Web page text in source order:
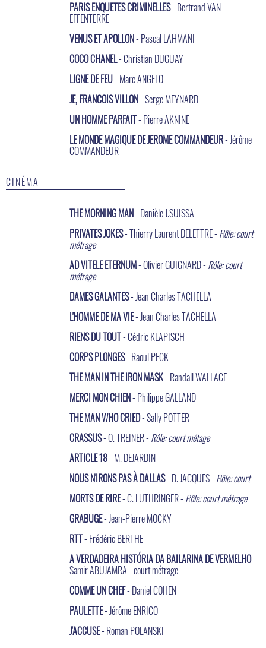
PARIS ENQUETES CRIMINELLES- Bertrand VAN
EFFENTERRE
VENUS ET APOLLON- Pascal LAHMANI
COCO CHANEL- Christian DUGUAY
LIGNE DE FEU- Marc ANGELO
JE, FRANCOIS VILLON- Serge MEYNARD
UN HOMME PARFAIT- Pierre AKNINE
LE MONDE MAGIQUE DE JEROME COMMANDEUR- Jérôme
COMMANDEUR
CINÉMA
THE MORNING MAN- Danièle J.SUISSA
PRIVATES JOKES- Thierry Laurent DELETTRE - Rôle: court
métrage
AD VITELE ETERNUM- Olivier GUIGNARD - Rôle: court
métrage
DAMES GALANTES- Jean Charles TACHELLA
L'HOMME DE MA VIE- Jean Charles TACHELLA
RIENS DU TOUT- Cédric KLAPISCH
CORPS PLONGES- Raoul PECK
THE MAN IN THE IRON MASK- Randall WALLACE
MERCI MON CHIEN- Philippe GALLAND
THE MAN WHO CRIED- Sally POTTER
CRASSUS- O. TREINER - Rôle: court métage
ARTICLE 18- M. DEJARDIN
NOUS N'IRONS PAS À DALLAS- D. JACQUES - Rôle: court
MORTS DE RIRE- C. LUTHRINGER - Rôle: court métrage
GRABUGE- Jean-Pierre MOCKY
RTT- Frédéric BERTHE
A VERDADEIRA HISTÓRIA DA BAILARINA DE VERMELHO-
Samir ABUJAMRA - court métrage
COMME UN CHEF- Daniel COHEN
PAULETTE- Jérôme ENRICO
J'ACCUSE- Roman POLANSKI